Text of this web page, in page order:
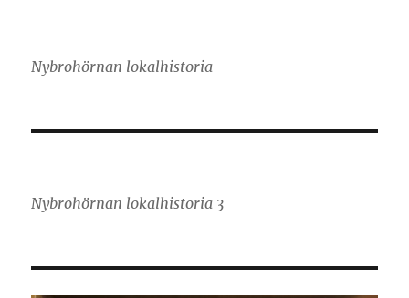
Nybrohörnan lokalhistoria
Nybrohörnan lokalhistoria 3